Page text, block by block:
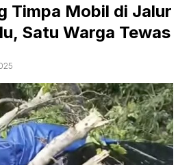
Timpa Mobil di Jalur
Satu Warga Tewas